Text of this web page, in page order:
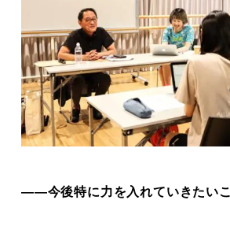
――今後特に力を入れていきたい